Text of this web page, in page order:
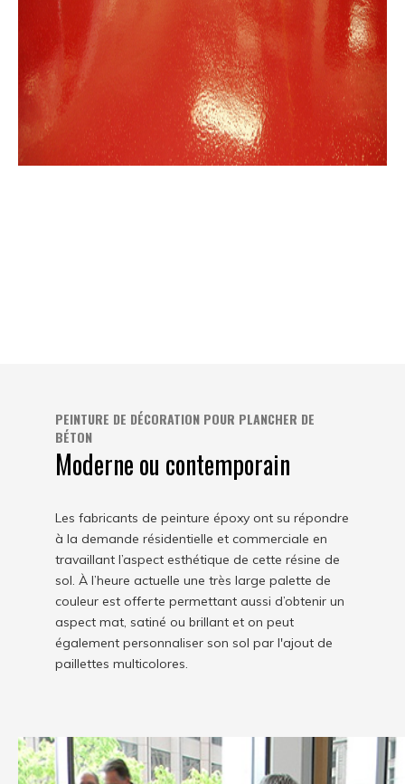
PEINTURE DE DÉCORATION POUR PLANCHER DE
BÉTON
Moderne ou contemporain
Les fabricants de peinture époxy ont su répondre
à la demande résidentielle et commerciale en
travaillant l’aspect esthétique de cette résine de
sol. À l’heure actuelle une très large palette de
couleur est offerte permettant aussi d’obtenir un
aspect mat, satiné ou brillant et on peut
également personnaliser son sol par l'ajout de
paillettes multicolores.